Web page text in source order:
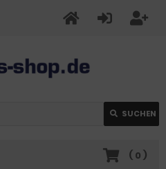
SUCHEN
( 0 )